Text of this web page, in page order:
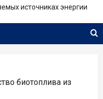
источниках энергии
биотоплива из